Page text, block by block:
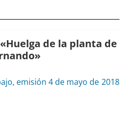
Huelga de la planta de
»
emisión 4 de mayo de 2018